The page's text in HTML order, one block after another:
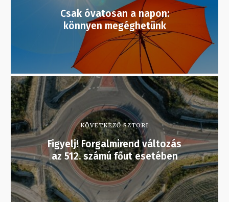
Csak óvatosan a napon:
könnyen megéghetünk
KÖVETKEZŐ SZTORI
Figyelj! Forgalmirend változás
az 512. számú főut esetében